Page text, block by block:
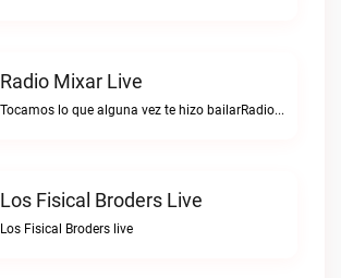
Radio Mixar Live
Tocamos lo que alguna vez te hizo bailarRadio Mixar live
Los Fisical Broders Live
Los Fisical Broders live